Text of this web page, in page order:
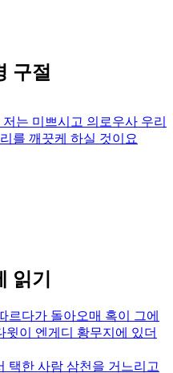
구절
는 미쁘시고 의로우사 우리
를 깨끗케 하실 것이요
읽기
르다가 돌아오매 혹이 그에
이 엔게디 황무지에 있더
택한 사람 삼천을 거느리고